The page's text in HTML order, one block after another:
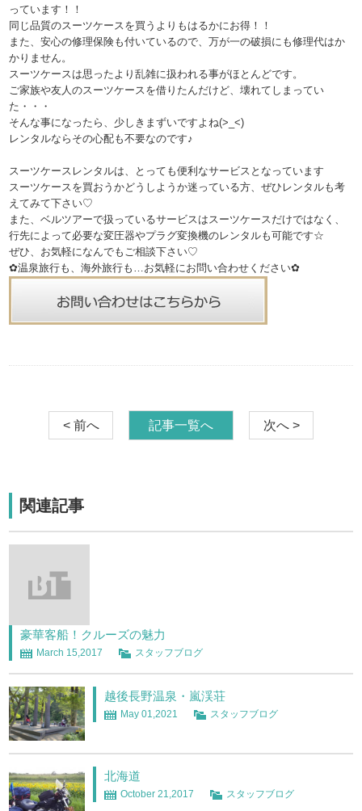
っています！！
同じ品質のスーツケースを買うよりもはるかにお得！！
また、安心の修理保険も付いているので、万が一の破損にも修理代はか
かりません。
スーツケースは思ったより乱雑に扱われる事がほとんどです。
ご家族や友人のスーツケースを借りたんだけど、壊れてしまってい
た・・・
そんな事になったら、少しきまずいですよね(>_<)
レンタルならその心配も不要なのです♪
スーツケースレンタルは、とっても便利なサービスとなっています
スーツケースを買おうかどうしようか迷っている方、ぜひレンタルも考
えてみて下さい♡
また、ベルツアーで扱っているサービスはスーツケースだけではなく、
行先によって必要な変圧器やプラグ変換機のレンタルも可能です☆
ぜひ、お気軽になんでもご相談下さい♡
✿温泉旅行も、海外旅行も…お気軽にお問い合わせください✿
< 前へ 記事一覧へ 次へ >
関連記事
豪華客船！クルーズの魅力
March 15,2017 スタッフブログ
越後長野温泉・嵐渓荘
May 01,2021 スタッフブログ
北海道
October 21,2017 スタッフブログ